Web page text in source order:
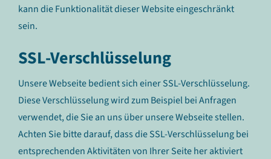
kann die Funktionalität dieser Website eingeschränkt
sein.
SSL-Verschlüsselung
Unsere Webseite bedient sich einer SSL-Verschlüsselung.
Diese Verschlüsselung wird zum Beispiel bei Anfragen
verwendet, die Sie an uns über unsere Webseite stellen.
Achten Sie bitte darauf, dass die SSL-Verschlüsselung bei
entsprechenden Aktivitäten von Ihrer Seite her aktiviert